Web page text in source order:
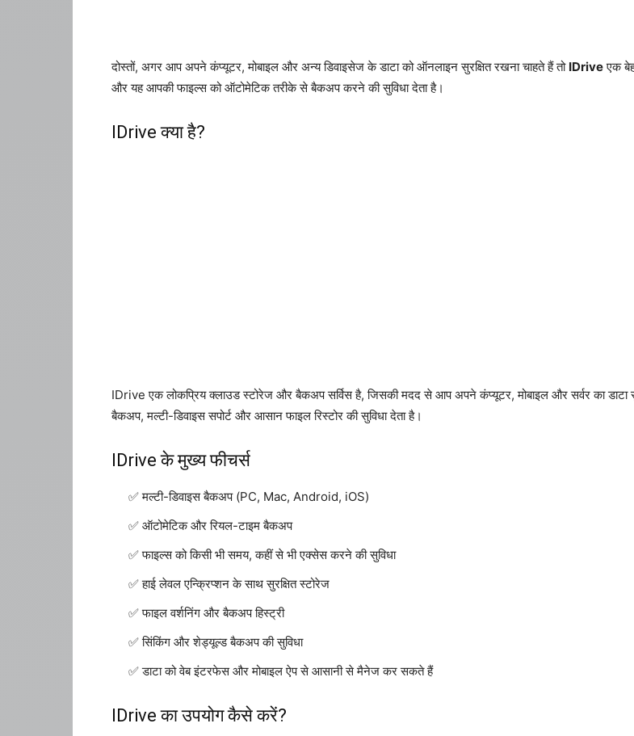
दोस्तों, अगर आप अपने कंप्यूटर, मोबाइल और अन्य डिवाइसेज के डाटा को ऑनलाइन सुरक्षित रखना चाहते हैं तो IDriveएक
और यह आपकी फाइल्स को ऑटोमेटिक तरीके से बैकअप करने की सुविधा देता है।
IDrive क्या है?
IDrive एक लोकप्रिय क्लाउड स्टोरेज और बैकअप सर्विस है, जिसकी मदद से आप अपने कंप्यूटर, मोबाइल और सर्वर का
बैकअप, मल्टी-डिवाइस सपोर्ट और आसान फाइल रिस्टोर की सुविधा देता है।
IDrive के मुख्य फीचर्स
मल्टी-डिवाइस बैकअप (PC, Mac, Android, iOS)
ऑटोमेटिक और रियल-टाइम बैकअप
फाइल्स को किसी भी समय, कहीं से भी एक्सेस करने की सुविधा
हाई लेवल एन्क्रिप्शन के साथ सुरक्षित स्टोरेज
फाइल वर्शनिंग और बैकअप हिस्ट्री
सिंकिंग और शेड्यूल्ड बैकअप की सुविधा
डाटा को वेब इंटरफेस और मोबाइल ऐप से आसानी से मैनेज कर सकते हैं
IDrive का उपयोग कैसे करें?